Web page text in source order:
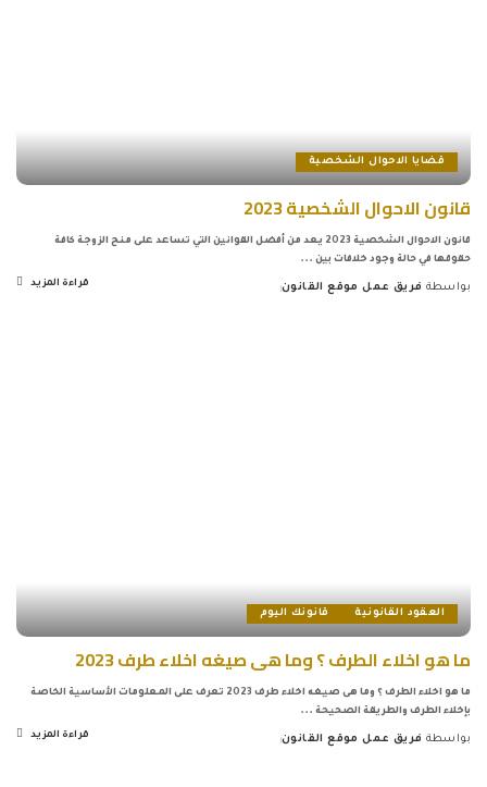
قضايا الاحوال الشخصية
قانون الاحوال الشخصية 2023
قانون الاحوال الشخصية 2023 يعد من أفضل القوانين التي تساعد على منح الزوجة كافة
حقوقها في حالة وجود خلافات بين ...
بواسطة فريق عمل موقع القانون قراءة المزيد
العقود القانونية قانونك اليوم
ما هو اخلاء الطرف ؟ وما هى صيغه اخلاء طرف 2023
ما هو اخلاء الطرف ؟ وما هى صيغه اخلاء طرف 2023 تعرف على المعلومات الأساسية الخاصة
بإخلاء الطرف والطريقة الصحيحة ...
Posted
بواسطة فريق عمل موقع القانون قراءة المزيد